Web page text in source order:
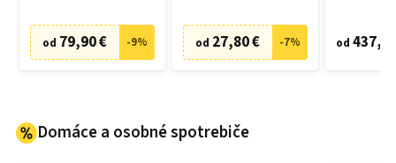
od 79,90 € -9% od 27,80 € -7% od
Domáce a osobné spotrebiče